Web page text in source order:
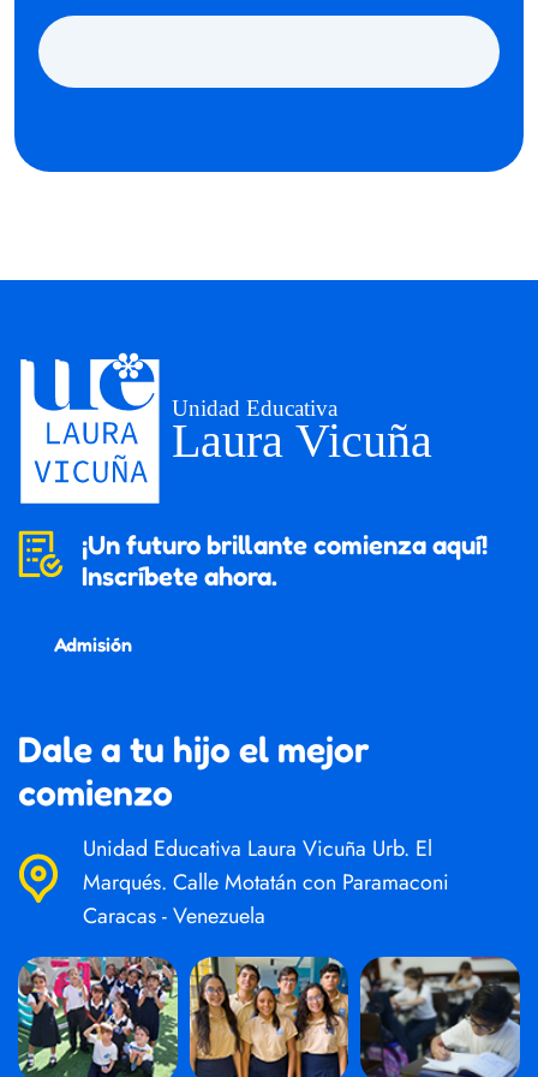
¡Un futuro brillante comienza aquí!
Inscríbete ahora.
Admisión
Dale a tu hijo el mejor
comienzo
Unidad Educativa Laura Vicuña Urb. El
Marqués. Calle Motatán con Paramaconi
Caracas - Venezuela